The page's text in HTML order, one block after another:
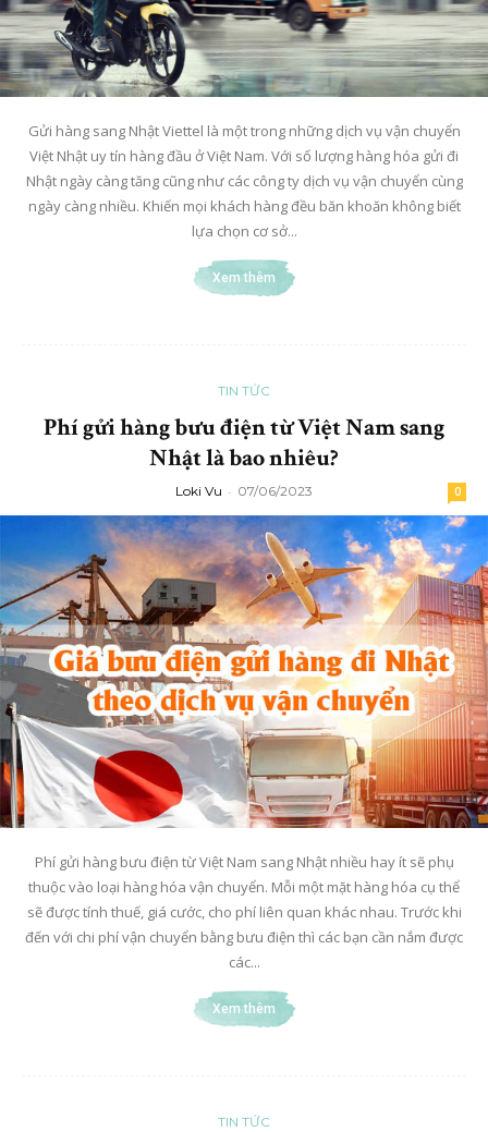
Gửi hàng sang Nhật Viettel là một trong những dịch vụ vận chuyển
Việt Nhật uy tín hàng đầu ở Việt Nam. Với số lượng hàng hóa gửi đi
Nhật ngày càng tăng cũng như các công ty dịch vụ vận chuyển cùng
ngày càng nhiều. Khiến mọi khách hàng đều băn khoăn không biết
lựa chọn cơ sở...
Xem thêm
TIN TỨC
Phí gửi hàng bưu điện từ Việt Nam sang
Nhật là bao nhiêu?
Loki Vu - 07/06/2023 0
Phí gửi hàng bưu điện từ Việt Nam sang Nhật nhiều hay ít sẽ phụ
thuộc vào loại hàng hóa vận chuyển. Mỗi một mặt hàng hóa cụ thể
sẽ được tính thuế, giá cước, cho phí liên quan khác nhau. Trước khi
đến với chi phí vận chuyển bằng bưu điện thì các bạn cần nắm được
các...
Xem thêm
TIN TỨC